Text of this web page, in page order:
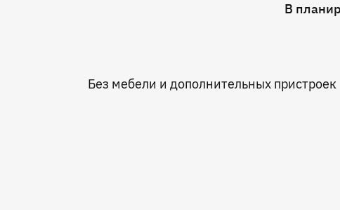
В
Без мебели и дополнительных пристроек